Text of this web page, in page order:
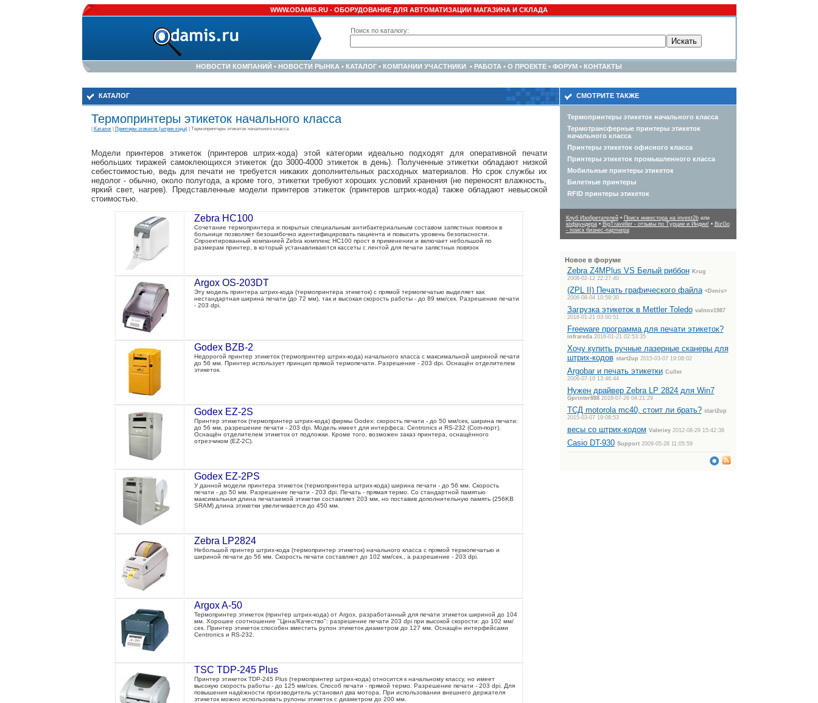
WWW.ODAMIS.RU - ОБОРУДОВАНИЕ ДЛЯ АВТОМАТИЗАЦИИ МАГАЗИНА И СКЛАДА
Поиск по каталогу:
НОВОСТИ КОМПАНИЙ • НОВОСТИ РЫНКА • КАТАЛОГ • КОМПАНИИ УЧАСТНИКИ • РАБОТА • О ПРОЕКТЕ • ФОРУМ • КОНТАКТЫ
КАТАЛОГ СМОТРИТЕ ТАКЖЕ
Термопринтеры этикеток начального класса
Каталог| Принтеры этикеток (штрих кода)| Термопринтеры этикеток начального класса
Модели принтеров этикеток (принтеров штрих-кода) этой категории идеально подходят для оперативной печати
небольших тиражей самоклеющихся этикеток (до 3000-4000 этикеток в день). Полученные этикетки обладают низкой
себестоимостью, ведь для печати не требуется никаких дополнительных расходных материалов. Но срок службы их
недолог - обычно, около полугода, а кроме того, этикетки требуют хороших условий хранения (не переносят влажность,
яркий свет, нагрев). Представленные модели принтеров этикеток (принтеров штрих-кода) также обладают невысокой
стоимостью.
Zebra HC100
Сочетание термопринтера и покрытых специальным антибактериальным составом запястных повязок в
больнице позволяет безошибочно идентифицировать пациента и повысить уровень безопасности.
Спроектированный компанией Zebra комплекс HC100 прост в применении и включает небольшой по
размерам принтер, в который устанавливаются кассеты с лентой для печати запястных повязок
Argox OS-203DT
Эту модель принтера штрих-кода (термопринтера этикеток) с прямой термопечатью выделяет как
нестандартная ширина печати (до 72 мм), так и высокая скорость работы - до 89 мм/сек. Разрешение печати
- 203 dpi.
Godex BZB-2
Недорогой принтер этикеток (термопринтер штрих-кода) начального класса с максимальной шириной печати
до 56 мм. Принтер использует принцип прямой термопечати. Разрешение - 203 dpi. Оснащён отделителем
этикеток.
Godex EZ-2S
Принтер этикеток (термопринтер штрих-кода) фирмы Godex: скорость печати - до 50 мм/сек, ширина печати:
до 56 мм, разрешение печати - 203 dpi. Модель имеет для интерфеса: Centronics и RS-232 (Com-порт).
Оснащён отделителем этикеток от подложки. Кроме того, возможен заказ принтера, оснащённого
отрезчиком (EZ-2C).
Godex EZ-2PS
У данной модели принтера этикеток (термопринтера штрих-кода) ширина печати - до 56 мм. Скорость
печати - до 50 мм. Разрешение печати - 203 dpi. Печать - прямая термо. Со стандартной памятью
максимальная длина печатаемой этикетки составляет 203 мм, но поставив дополнительную память (256KB
SRAM) длина этикетки увеличивается до 450 мм.
Zebra LP2824
Небольшой принтер штрих-кода (термопринтер этикеток) начального класса с прямой термопечатью и
шириной печати до 56 мм. Скорость печати составляет до 102 мм/сек., а разрешение - 203 dpi.
Argox A-50
Термопринтер этикеток (принтер штрих-кода) от Argox, разработанный для печати этикеток шириной до 104
мм. Хорошее соотношение "Цена/Качество": разрешение печати 203 dpi при высокой скорости: до 102 мм/
сек. Принтер этикеток способен вместить рулон этикеток диаметром до 127 мм. Оснащён интерфейсами
Centronics и RS-232.
TSC TDP-245 Plus
Принтер этикеток TDP-245 Plus (термопринтер штрих-кода) относится к начальному классу, но имеет
высокую скорость работы - до 125 мм/сек. Способ печати - прямой термо. Разрешение печати - 203 dpi. Для
повышения надёжности производитель установил два мотора. При использовании внешнего держателя
этикеток можно использовать рулоны этикеток с диаметром до 200 мм.
Термопринтеры этикеток начального класса
Термотрансферные принтеры этикеток
начального класса
Принтеры этикеток офисного класса
Принтеры этикеток промышленного класса
Мобильные принтеры этикеток
Билетные принтеры
RFID принтеры этикеток
Клуб Изобретателей• Поиск инвестора на invest2bили
кофаундера• BigTraveller - отзывы по Турции и Индии! • BizGo
- поиск бизнес-партнера
Новое в форуме
Zebra Z4MPlus VS Белый риббон
Krug
2008-02-12 22:27:40
(ZPL II) Печать графического файла <Denis>
2006-08-04 10:59:30
Загрузка этикеток в Mettler Toledo valnov1987
2016-01-21 03:00:51
Freeware программа для печати этикеток?
infrareda 2016-01-21 02:53:35
Хочу купить ручные лазерные сканеры для
штрих-кодов start2up 2015-03-07 19:08:02
Argobar и печать этикетки Culler
2006-07-10 13:46:44
Нужен драйвер Zebra LP 2824 для Win7
Gprinter888 2016-07-26 04:21:29
ТСД motorola mc40, стоит ли брать? start2up
2015-03-07 19:08:53
весы со штрих-кодом Valeriey 2012-08-29 15:42:38
Casio DT-930 Support 2009-05-28 11:05:59